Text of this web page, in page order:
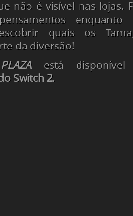
não é visível nas lojas.
enquanto
quais os
da diversão!
está
Switch 2.